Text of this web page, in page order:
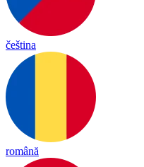
čeština
română